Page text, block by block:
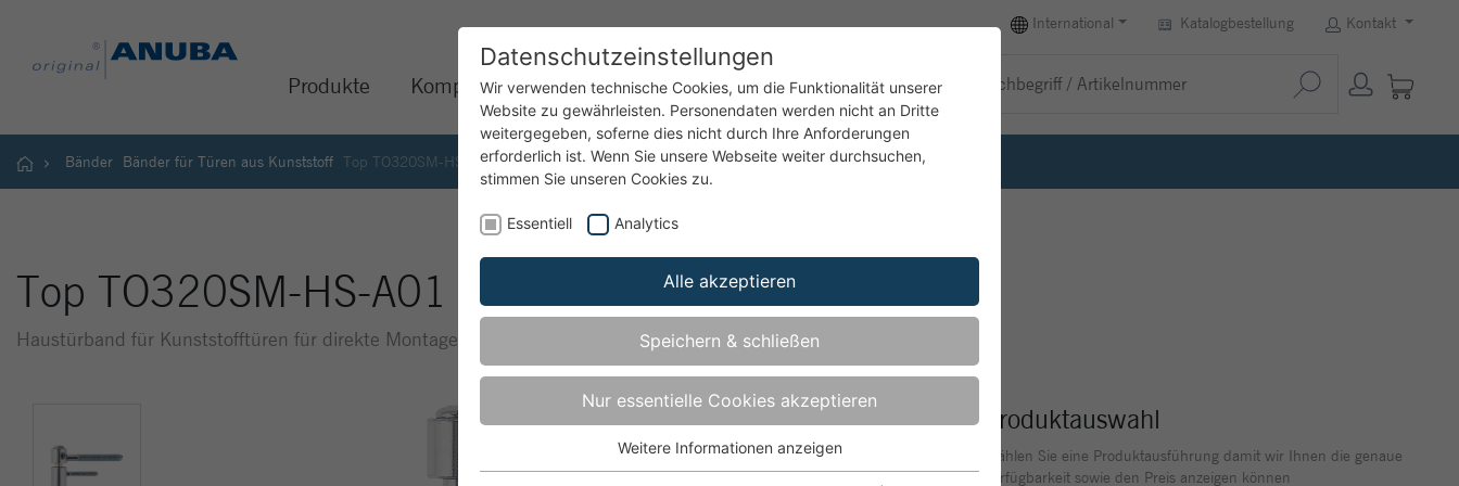
International Katalogbestellung Kontakt
Produkte Kompetenzen Service Unternehmen
Bänder Bänder für Türen aus Kunststoff Top TO320SM-HS-A01
Top TO320SM-HS-A01
Haustürband für Kunststofftüren für direkte Montage - bis Türgewicht 120 kg
Produktauswahl
Wählen Sie eine Produktausführung damit wir Ihnen die genaue
Verfügbarkeit sowie den Preis anzeigen können
Datenschutzeinstellungen
Wir verwenden technische Cookies, um die Funktionalität unserer
Website zu gewährleisten. Personendaten werden nicht an Dritte
weitergegeben, soferne dies nicht durch Ihre Anforderungen
erforderlich ist. Wenn Sie unsere Webseite weiter durchsuchen,
stimmen Sie unseren Cookies zu.
Essentiell Analytics
Alle akzeptieren
Speichern & schließen
Nur essentielle Cookies akzeptieren
Weitere Informationen anzeigen